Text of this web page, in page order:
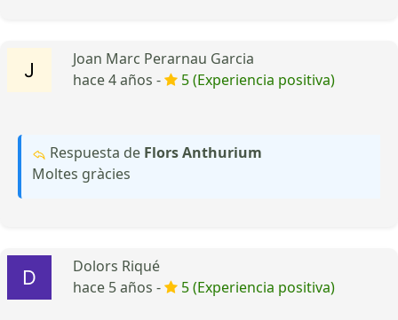
Joan Marc Perarnau Garcia
hace 4 años -
5 (Experiencia positiva)
Respuesta de Flors Anthurium
Moltes gràcies
Dolors Riqué
hace 5 años -
5 (Experiencia positiva)